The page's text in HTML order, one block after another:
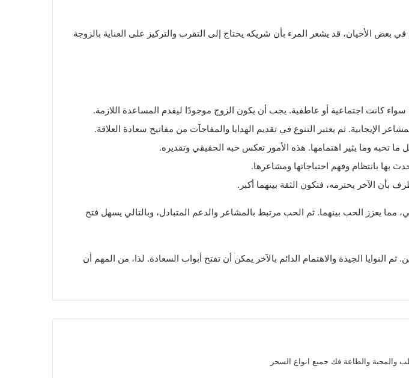
بعض الأحيان، قد يشعر المرء بأن شريكه يحتاج إلى التقرب والتركيز على العناية بالزوجة
كانت اجتماعية أو عاطفية. يجب أن يكون الزوج موجودًا ليقدم المساعدة اللازمة.
الإيجابية. ثم يعتبر التنوع في تقديم الهدايا والمفاجآت من مفاتيح سعادة العلاقة.
تحبه وما يثير اهتمامها. هذه الأمور تعكس حبه الحقيقي وتقديره.
بها بانتظام وفهم احتياجاتها ومشاعرها.
بأن الآخر يحترمه، فتكون الثقة بينهما أكبر.
يعزز الحب بينهما. ثم الحب مرتبط بالمشاعر والدعم المتبادل، وبالتالي يسهل فتح
النوايا الجيدة والاهتمام الدائم بالآخر يمكن أن تفتح أبواب السعادة. لذا، من المهم أن
والمحبة والطاعة فك جميع انواع السحر